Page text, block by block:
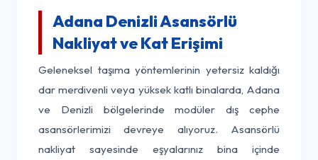
Adana Denizli Asansörlü
Nakliyat ve Kat Erişimi
Geleneksel taşıma yöntemlerinin yetersiz kaldığı
dar merdivenli veya yüksek katlı binalarda, Adana
ve Denizli bölgelerinde modüler dış cephe
asansörlerimizi devreye alıyoruz. Asansörlü
nakliyat sayesinde eşyalarınız bina içinde